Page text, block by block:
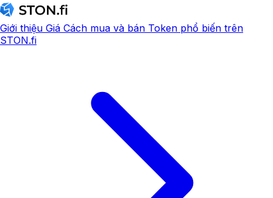
Giới thiệu Giá Cách mua và bán Token phổ biến trên
STON.fi